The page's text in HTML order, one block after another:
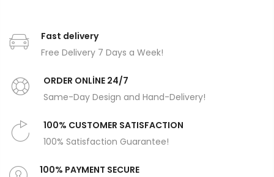
Fast delivery
Free Delivery 7 Days a Week!
ORDER ONLİNE 24/7
Same-Day Design and Hand-Delivery!
100% CUSTOMER SATISFACTION
100% Satisfaction Guarantee!
100% PAYMENT SECURE